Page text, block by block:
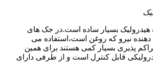
بسیار ساده است.در جک های
دهنده نیرو که روغن است،استفاده می
پذیری بسیار کمی هستند برای همین
قابل کنترل است و از طرفی دارای